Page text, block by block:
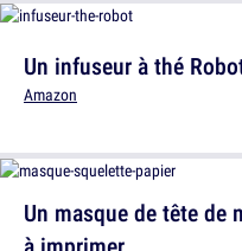
Un infuseur à thé
Amazon
Un masque de tête de